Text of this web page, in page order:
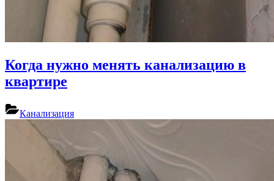
Когда нужно менять канализацию в
квартире
Канализация